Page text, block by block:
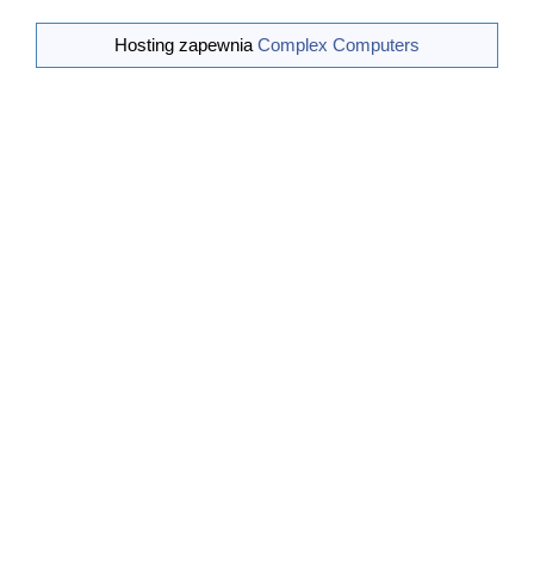
16 marca 1964 r. Zarząd przeorganizował komisje,
bo niektórzy działacze zrezygnowali z pracy.
Postawiono głównie na sport i turystykę.
Hosting zapewnia Complex Computers